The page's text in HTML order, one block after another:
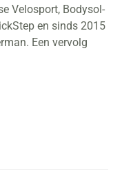
Velosport, Bodysol-
en sinds 2015
Een vervolg